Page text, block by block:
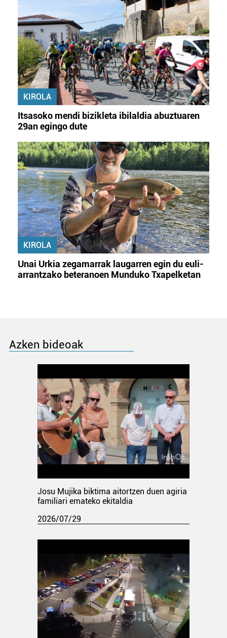
KIROLA
Itsasoko mendi bizikleta ibilaldia abuztuaren
29an egingo dute
KIROLA
Unai Urkia zegamarrak laugarren egin du euli-
arrantzako beteranoen Munduko Txapelketan
Azken bideoak
Josu Mujika biktima aitortzen duen agiria
familiari emateko ekitaldia
2026/07/29